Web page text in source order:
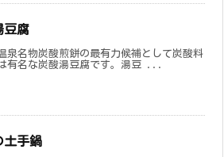
豆腐
泉名物炭酸煎餅の最有力候補として炭酸料
有名な炭酸湯豆腐です。湯豆 ...
土手鍋